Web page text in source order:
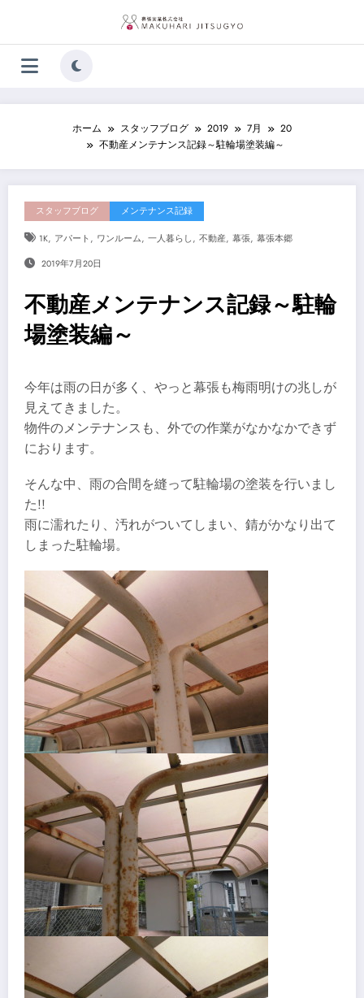
ホーム スタッフブログ 2019 7月
20
不動産メンテナンス記録～駐輪場塗装編～
スタッフブログ メンテナンス記録
1K, アパート , ワンルーム, 一人暮らし , 不動産, 幕張, 幕張本郷
2019年7月20日
不動産メンテナンス記録～駐輪
場塗装編～
今年は雨の日が多く、やっと幕張も梅雨明けの兆しが
見えてきました。
物件のメンテナンスも、外での作業がなかなかできず
におります。
そんな中、雨の合間を縫って駐輪場の塗装を行いまし
た!!
雨に濡れたり、汚れがついてしまい、錆がかなり出て
しまった駐輪場。